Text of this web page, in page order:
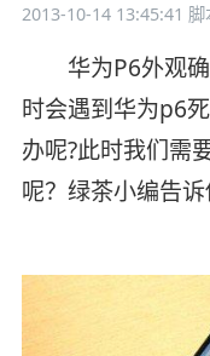
2013-10-14 13:45:41 脚
华为P6外观确
时会遇到华为p6
办呢?此时我们需
呢？绿茶小编告诉